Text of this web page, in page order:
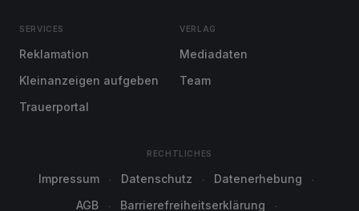
SERVICES
Reklamation
Kleinanzeigen aufgeben
Trauerportal
VERLAG
Mediadaten
Team
RECHTLICHES
Impressum Datenschutz
Datenerhebung
AGB
Barrierefreiheitserklärung